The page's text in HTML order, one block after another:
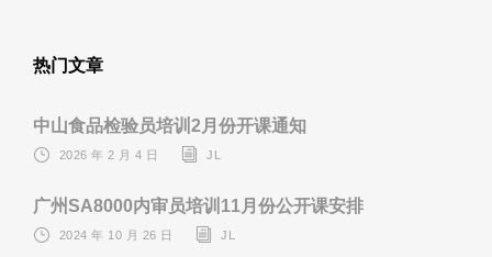
热门文章
中山食品检验员培训2月份开课通知
2026 年 2 月 4 日 JL
广州SA8000内审员培训11月份公开课安排
2024 年 10 月 26 日 JL